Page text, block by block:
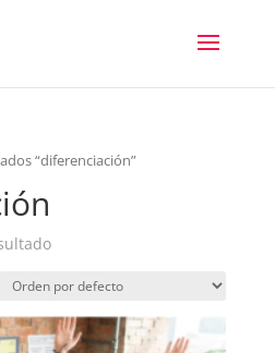
“diferenciación”